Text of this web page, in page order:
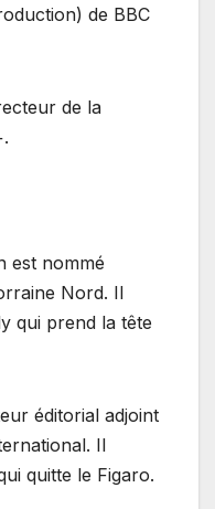
de BBC
de la
est nommé
Nord. Il
qui prend la tête
éditorial adjoint
Il
quitte le Figaro.